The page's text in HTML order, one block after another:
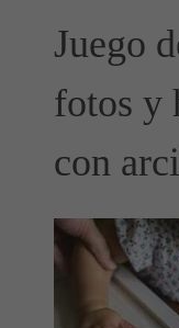
Juego
fotos y
con